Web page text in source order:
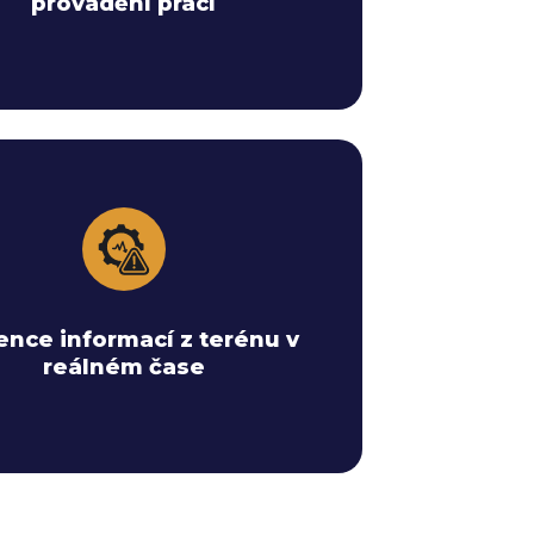
informací z terénu v
reálném čase
eMobile umožňuje správu povolení,
přímo na místě – a to i v režimu offline.